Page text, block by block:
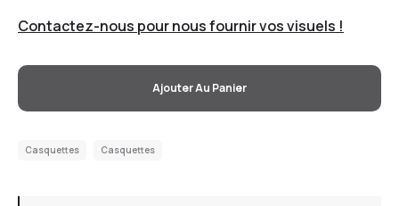
Contactez-nous pour nous fournir vos visuels !
Ajouter Au Panier
Casquettes Casquettes